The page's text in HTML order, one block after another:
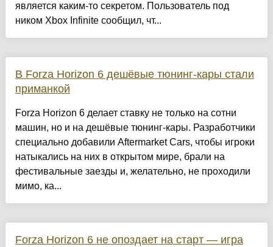
является каким-то секретом. Пользователь под
ником Xbox Infinite сообщил, чт...
В Forza Horizon 6 дешёвые тюнинг-кары стали
приманкой
Forza Horizon 6 делает ставку не только на сотни
машин, но и на дешёвые тюнинг-кары. Разработчики
специально добавили Aftermarket Cars, чтобы игроки
натыкались на них в открытом мире, брали на
фестивальные заезды и, желательно, не проходили
мимо, ка...
Forza Horizon 6 не опоздает на старт — игра